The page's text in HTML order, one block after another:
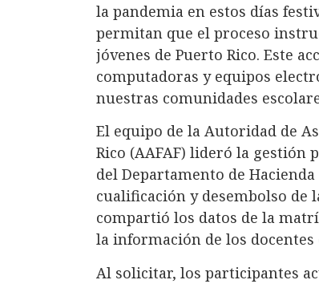
la pandemia en estos días
permitan que el proceso
jóvenes de Puerto Rico. Este
computadoras y equipos
nuestras comunidades
El equipo de la Autoridad de
Rico (AAFAF) lideró la
del Departamento de
cualificación y desembolso de
compartió los datos de la
la información de los
Al solicitar, los participantes